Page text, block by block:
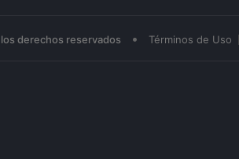
derechos reservados • Términos de Uso